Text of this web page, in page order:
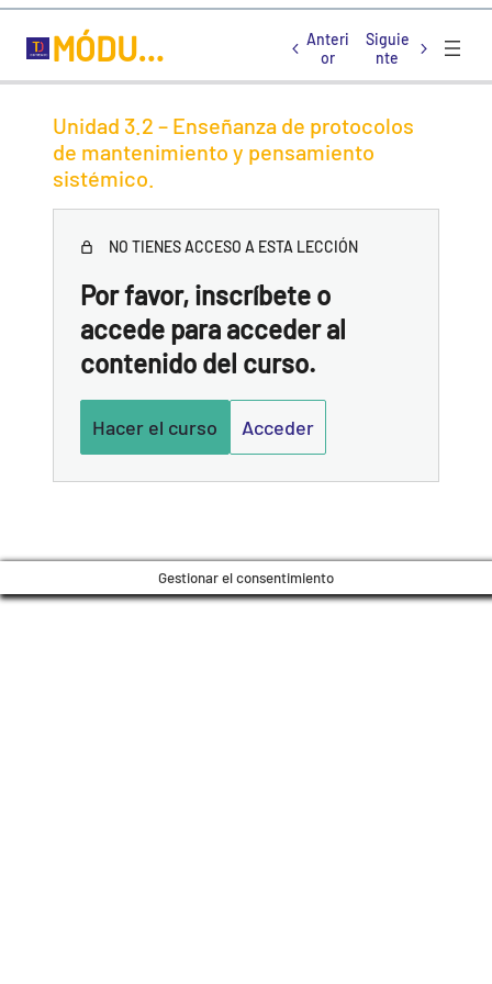
MÓDULO 3
Anteri
or
Siguie
nte
Unidad 3.1 – Programación robótica y trabajo en
equipo.
Unidad 3.2 – Enseñanza de protocolos de
Unidad 3.3 – Competencias para la transición digital:
Unidad 3.2 – Enseñanza de protocolos
de mantenimiento y pensamiento
sistémico.
NO TIENES ACCESO A ESTA LECCIÓN
Por favor, inscríbete o
accede para acceder al
contenido del curso.
Hacer el curso Acceder
Gestionar el consentimiento